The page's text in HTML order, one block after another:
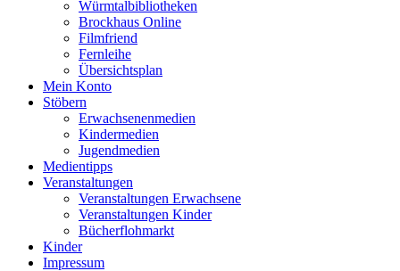
Würmtalbibliotheken
Brockhaus Online
Filmfriend
Fernleihe
Übersichtsplan
Mein Konto
Stöbern
Erwachsenenmedien
Kindermedien
Jugendmedien
Medientipps
Veranstaltungen
Veranstaltungen Erwachsene
Veranstaltungen Kinder
Bücherflohmarkt
Kinder
Impressum